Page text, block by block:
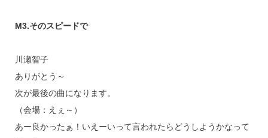
M3.そのスピードで
川瀬智子
ありがとう～
次が最後の曲になります。
（会場：えぇ～）
あー良かったぁ！いえーいって言われたらどうしようかなって